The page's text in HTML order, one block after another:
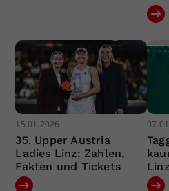
15.01.2026
35. Upper Austria
Ladies Linz: Zahlen,
Fakten und Tickets